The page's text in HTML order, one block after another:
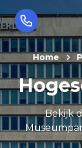
Home
Bekijk